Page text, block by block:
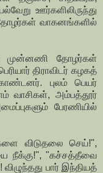
ஊர்களிலிருந்து
வாகனங்களில்
முன்னணி தோழர்கள்
திராவிடர் கழகத்
புலம் பெயர்
வாசிகள், அம்பத்தூர்
பேரணியில்
விடுதலை செய்!",
நீக்கு!", "கச்சத்தீவை
பார் இந்தியத்